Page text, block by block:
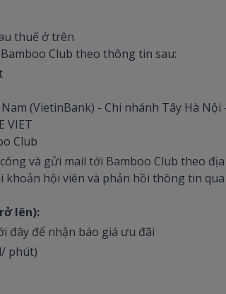
thuế ở trên
Club theo thông tin sau:
(VietinBank) - Chi nhánh Tây Hà Nội
VIET
Club
và gửi mail tới Bamboo Club theo địa
hội viên và phản hồi thông tin qua
lên):
đây để nhận báo giá ưu đãi
phút)